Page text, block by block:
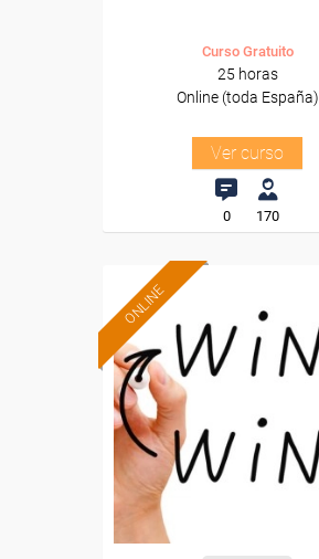
Curso Gratuito
25 horas
Online (toda España)
Ver curso
0 170
ONLINE
Formación 100%
subvencionada.
Para desempleados,
trabajadores y autónomos.
Sector
-Servicios a las Empresas.